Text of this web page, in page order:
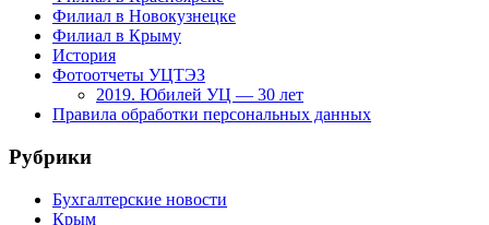
Филиал в Новокузнецке
Филиал в Крыму
История
Фотоотчеты УЦТЭЗ
2019. Юбилей УЦ — 30 лет
Правила обработки персональных данных
Рубрики
Бухгалтерские новости
Крым